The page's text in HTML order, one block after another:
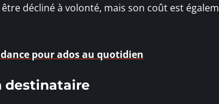
décliné à volonté, mais son coût est
pour ados au quotidien
destinataire